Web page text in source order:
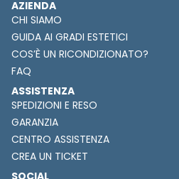
AZIENDA
CHI SIAMO
GUIDA AI GRADI ESTETICI
COS’È UN RICONDIZIONATO?
FAQ
ASSISTENZA
SPEDIZIONI E RESO
GARANZIA
CENTRO ASSISTENZA
CREA UN TICKET
SOCIAL